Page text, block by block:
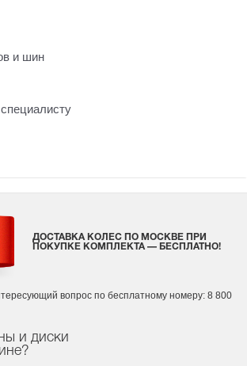
и шин
и диски
ДОСТАВКА КОЛЕС ПО МОСКВЕ ПРИ
ПОКУПКЕ КОМПЛЕКТА — БЕСПЛАТНО!
вопрос по бесплатному номеру: 8 800